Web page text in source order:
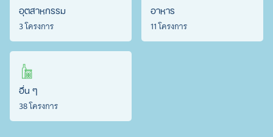
อุตสาหกรรม
3 โครงการ
อาหาร
11 โครงการ
อื่น ๆ
38 โครงการ